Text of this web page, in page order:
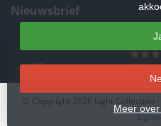
Nieuwsbrief
4.5/5sterren op basis van11
Meer
© Copyright 2026 Light Collection